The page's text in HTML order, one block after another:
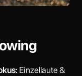
Einzellaute &